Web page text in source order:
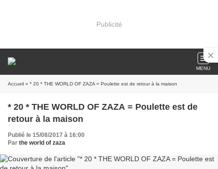
Publicité
MENU
Accueil » * 20 * THE WORLD OF ZAZA = Poulette est de retour à la maison
* 20 * THE WORLD OF ZAZA = Poulette est de
retour à la maison
Publié le 15/08/2017 à 16:00
Par the world of zaza